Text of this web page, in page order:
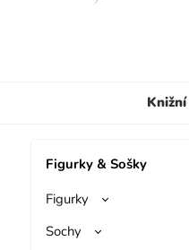
Figurky & Sošky
Figurky
Sochy